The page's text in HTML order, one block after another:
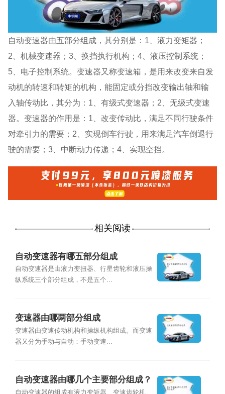
自动变速器由五部分组成，其分别是：1、液力变矩器；
2、机械变速器；3、换挡执行机构；4、液压控制系统；
5、电子控制系统。变速器又称变速箱，是用来改变来自发
动机的转速和转矩的机构，能固定或分挡改变输出轴和输
入轴传动比，其分为：1、有级式变速器；2、无级式变速
器。变速器的作用是：1、改变传动比，满足不同行驶条件
对牵引力的需要；2、实现倒车行驶，用来满足汽车倒退行
驶的需要；3、中断动力传递；4、实现空挡。
相关阅读
自动变速器有哪五部分组成
自动变速器是由液力变扭器、行星齿轮和液压操
纵系统三个部分组成，不是五个...
变速器由哪两部分组成
变速器由变速传动机构和操纵机构组成。而变速
器又分为手动与自动：手动变速...
自动变速器由哪几个主要部分组成？
自动变速器的组成有液力变矩器、变速齿轮机